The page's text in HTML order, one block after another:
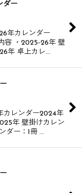
ダー
年カレンダー​
容 ・2025-26年 壁
年 卓上カレ…
カレンダー​ 2024年
年 壁掛けカレン
ダー：1冊 …